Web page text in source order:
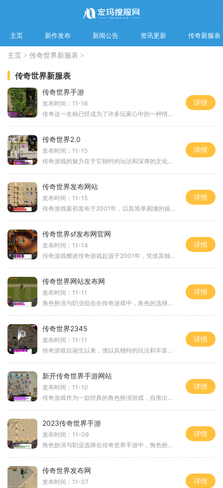
主页 新作发布 新闻公告 资讯更新 传奇新服表
主页 > 传奇世界新服表 >
传奇世界新服表
传奇世界手游
发布时间：11-16
传奇这一名称已经成为了许多玩家心中的一种情怀。在传奇世界手游中，玩家们可以选择不同的职业，包括战士、法师和道士，每个职业都有其独特的技能和玩法。战士以其高爆发和强大的生存能力而闻名，法师则擅长远程攻击，而道士则是团队中的辅助和召唤者，拥有召
详情
传奇世界2.0
发布时间：11-15
传奇游戏的魅力在于它独特的玩法和深厚的文化底蕴。游戏中的每一个角色都是玩家自己创造的，玩家不仅能够自由选择角色的职业，还能在游戏中不断提升自己的技能与装备。无论是勇猛的战士、神秘的法师，还是灵活的道士，每一个职业都有其独特的玩法和成长路线。
详情
传奇世界发布网站
发布时间：11-15
传奇游戏最初发布于2001年，以其简单易懂的操作和丰富多彩的游戏世界吸引了大量玩家。在这个虚拟的世界中，玩家可以选择不同的职业，探索副本，挑战强敌，体验到角色扮演游戏带来的乐趣。游戏中，玩家不仅要通过不断战斗来提升角色等级，还可以通过打怪、
详情
传奇世界sf发布网官网
发布时间：11-14
传奇游戏概述传奇游戏起源于2001年，凭借其独特的角色扮演玩法和丰富的地图设计，迅速成为了网络游戏的经典之作。游戏中，玩家可以选择不同的职业，完成任务、打怪、升级，与其他玩家组队冒险，或者加入行会共同挑战强敌。传奇游戏不仅是对玩家操作技巧的
详情
传奇世界网站发布网
发布时间：11-11
角色扮演与职业组合在传奇游戏中，角色的选择是影响游戏体验的重要因素之一。玩家可以根据自己的兴趣和玩法风格选择不同的职业，如战士、法师和道士等。每个职业都有其独特的技能和特点，战士以高生命值和强大的物理攻击著称，法师则以远程魔法攻击和高爆发力
详情
传奇世界2345
发布时间：11-11
传奇游戏自诞生以来，便以其独特的玩法和丰富的剧情吸引了大量玩家。作为一种角色扮演游戏，玩家可以创建自己的角色，选择不同的职业，体验战斗、探索和社交的乐趣。在传奇世界2345中，玩家不仅能享受经典的游戏玩法，还能感受到全新的挑战与刺激。职业选
详情
新开传奇世界手游网站
发布时间：11-10
传奇游戏作为一款经典的角色扮演游戏，自推出以来便风靡一时。它不仅拥有丰富的游戏剧情，还有多样化的职业选择，玩家可以选择战士、法师或道士等职业，每个职业都有独特的技能和玩法。传奇游戏的核心在于团队合作与PK对抗，玩家需要通过组队打怪、刷副本来
详情
2023传奇世界手游
发布时间：11-09
角色扮演与职业选择在传奇世界手游中，角色扮演是游戏的核心玩法之一。玩家可以选择不同的职业，每个职业都有其独特的技能和特点。游戏中主要有战士、法师和道士三大职业战士：近战攻击能力强，耐打且能吸引敌人的仇恨，是团队中的坦克角色。法师：擅长远程魔
详情
传奇世界发布网
发布时间：11-07
详情